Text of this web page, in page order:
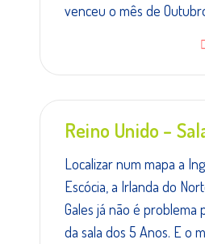
venceu o mês de
Reino Unido –
Localizar num mapa a
Escócia, a Irlanda do
Gales já não é problema
da sala dos 5 Anos. E o